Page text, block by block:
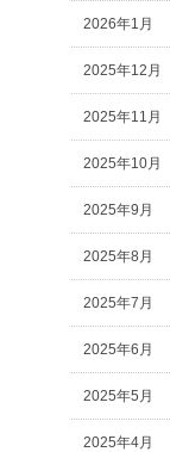
2026年1月
2025年12月
2025年11月
2025年10月
2025年9月
2025年8月
2025年7月
2025年6月
2025年5月
2025年4月